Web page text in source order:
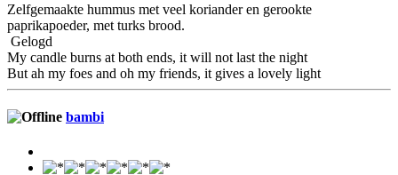
Zelfgemaakte hummus met veel koriander en gerookte
paprikapoeder, met turks brood.
Gelogd
My candle burns at both ends, it will not last the night
But ah my foes and oh my friends, it gives a lovely light
bambi